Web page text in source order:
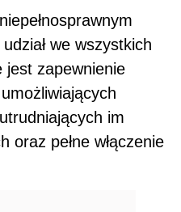
we wszystkich
jest zapewnienie
im
oraz pełne włączenie